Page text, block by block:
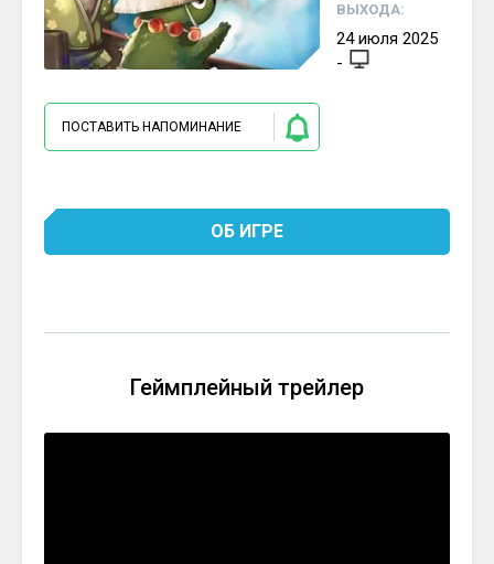
ПОСТАВИТЬ НАПОМИНАНИЕ
ВЫХОДА:
24 июля 2025
-
ОБ ИГРЕ
Геймплейный трейлер